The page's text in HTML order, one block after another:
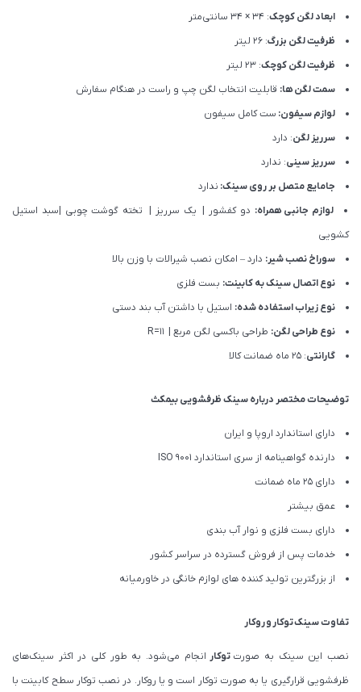
ابعاد لگن کوچک: ۳۴ × ۳۴ سانتی‌متر
ظرفیت لگن بزرگ: 26 لیتر
ظرفیت لگن کوچک: 23 لیتر
سمت لگن ها: قابلیت انتخاب لگن چپ و راست در هنگام سفارش
لوازم سیفون: ست کامل سیفون
سرریز لگن: دارد
سرریز سینی: ندارد
جامایع متصل بر روی سینک: ندارد
لوازم جانبی همراه: دو کفشور | یک سرریز | تخته گوشت چوبی |سبد استیل
کشویی
سوراخ نصب شیر: دارد – امکان نصب شیرالات با وزن بالا
نوع اتصال سینک به کابینت: بست فلزی
نوع زیراب استفاده شده: استیل با داشتن آب بند دستی
نوع طراحی لگن: طراحی باکسی لگن مربع | R=۱۱
گارانتی: ۲۵ ماه ضمانت کالا
توضیحات مختصر درباره سینک ظرفشویی بیمکث
دارای استاندارد اروپا و ایران
دارنده گواهینامه از سری استاندارد ISO 9001
دارای 25 ماه ضمانت
عمق بیشتر
دارای بست فلزی و نوار آب بندی
خدمات پس از فروش گسترده در سراسر کشور
از بزرگترین تولید کننده های لوازم خانگی در خاورمیانه
تفاوت سینکتوکار وروکار
نصب این سینک به صورتتوکار انجام می‌شود. به طور کلی در اکثر سینک‌های
ظرفشویی قرارگیری یا به صورت توکار است و یا روکار. در نصب توکار سطح کابینت با